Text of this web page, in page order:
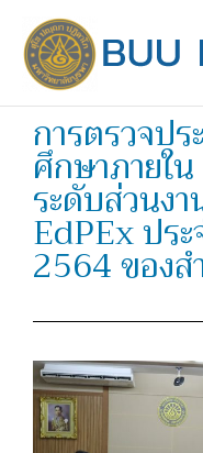
content
การตรวจป
ศึกษาภายใ
ระดับส่วนง
EdPEx ปร
2564 ของ